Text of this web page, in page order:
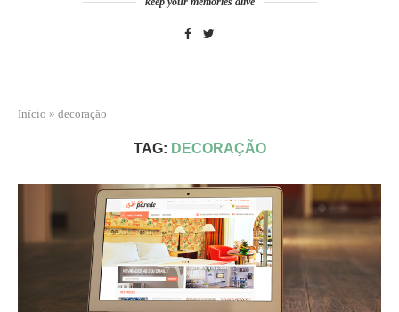
Início » decoração
TAG: DECORAÇÃO